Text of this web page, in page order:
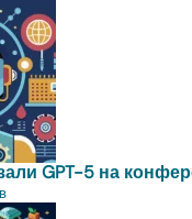
GPT-5 на